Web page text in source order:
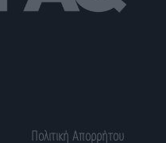
Πολιτική Απορρήτου